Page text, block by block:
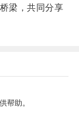
梁，共同分享
帮助。